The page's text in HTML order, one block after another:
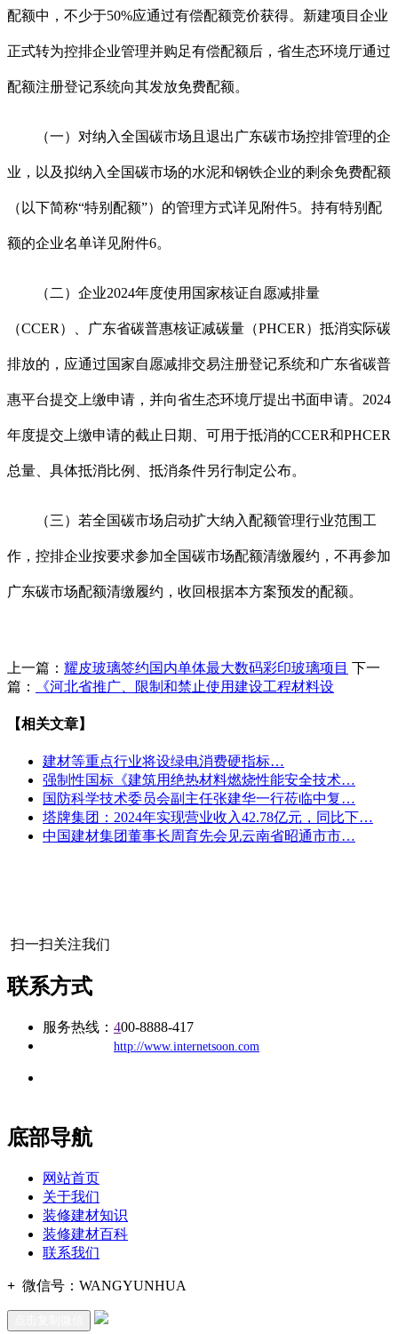
配额中，不少于50%应通过有偿配额竞价获得。新建项目企业
正式转为控排企业管理并购足有偿配额后，省生态环境厅通过
配额注册登记系统向其发放免费配额。
（一）对纳入全国碳市场且退出广东碳市场控排管理的企
业，以及拟纳入全国碳市场的水泥和钢铁企业的剩余免费配额
（以下简称“特别配额”）的管理方式详见附件5。持有特别配
额的企业名单详见附件6。
（二）企业2024年度使用国家核证自愿减排量
（CCER）、广东省碳普惠核证减碳量（PHCER）抵消实际碳
排放的，应通过国家自愿减排交易注册登记系统和广东省碳普
惠平台提交上缴申请，并向省生态环境厅提出书面申请。2024
年度提交上缴申请的截止日期、可用于抵消的CCER和PHCER
总量、具体抵消比例、抵消条件另行制定公布。
（三）若全国碳市场启动扩大纳入配额管理行业范围工
作，控排企业按要求参加全国碳市场配额清缴履约，不再参加
广东碳市场配额清缴履约，收回根据本方案预发的配额。
上一篇： 耀皮玻璃签约国内单体最大数码彩印玻璃项目 下一
篇：
《河北省推广、限制和禁止使用建设工程材料设
【相关文章】
建材等重点行业将设绿电消费硬指标…
强制性国标《建筑用绝热材料燃烧性能安全技术…
国防科学技术委员会副主任张建华一行莅临中复…
塔牌集团：2024年实现营业收入42.78亿元，同比下…
中国建材集团董事长周育先会见云南省昭通市市…
扫一扫关注我们
联系方式
服务热线： 400-8888-417
http://www.internetsoon.com
底部导航
网站首页
关于我们
装修建材知识
装修建材百科
联系我们
+ 微信号： WANGYUNHUA